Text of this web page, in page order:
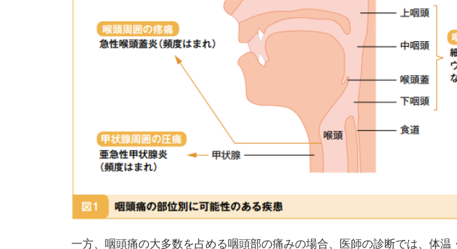
一方、咽頭痛の大多数を占める咽頭部の痛みの場合、医師の診断では、体温